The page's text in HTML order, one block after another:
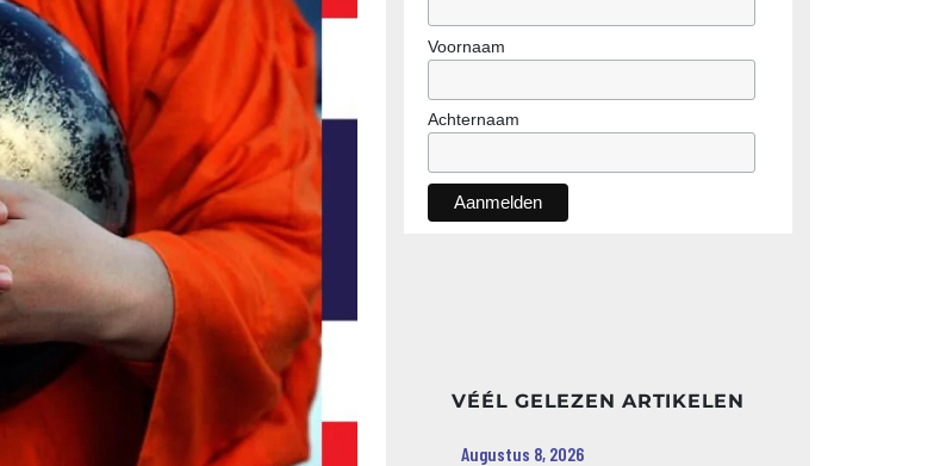
Voornaam
Achternaam
VÉÉL GELEZEN ARTIKELEN
Augustus 8, 2026